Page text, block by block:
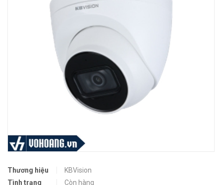
Thương hiệu
KBVision
Tình trạng
Còn hàng